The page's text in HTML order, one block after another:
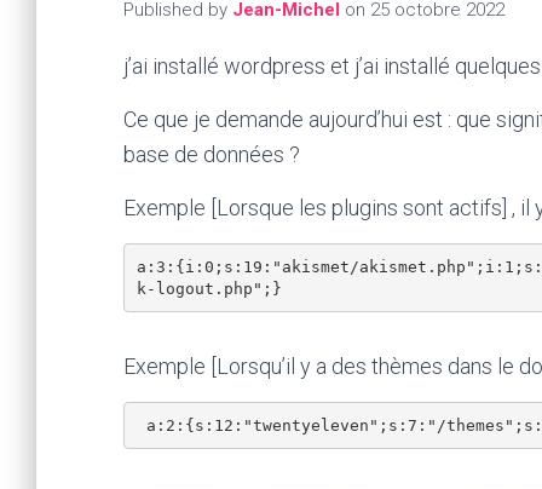
Published by Jean-Michel on 25 octobre 2022
j’ai installé wordpress et j’ai installé
Ce que je demande aujourd’hui est : que
base de données ?
Exemple [Lorsque les plugins sont actifs] , il
a:3:{i:0;s:19:"akismet/
Exemple [Lorsqu’il y a des thèmes dans le